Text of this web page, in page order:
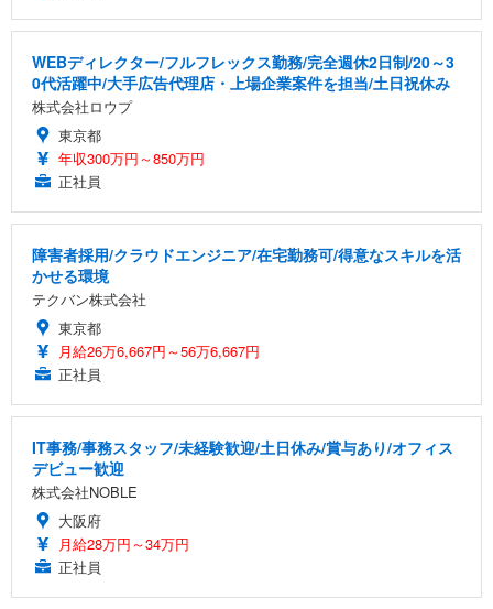
WEBディレクター/フルフレックス勤務/完全週休2日制/20～3
0代活躍中/大手広告代理店・上場企業案件を担当/土日祝休み
株式会社ロウプ
東京都
年収300万円～850万円
正社員
障害者採用/クラウドエンジニア/在宅勤務可/得意なスキルを活
かせる環境
テクバン株式会社
東京都
月給26万6,667円～56万6,667円
正社員
IT事務/事務スタッフ/未経験歓迎/土日休み/賞与あり/オフィス
デビュー歓迎
株式会社NOBLE
大阪府
月給28万円～34万円
正社員